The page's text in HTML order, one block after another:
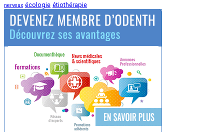
nerveux écologie étiothérapie